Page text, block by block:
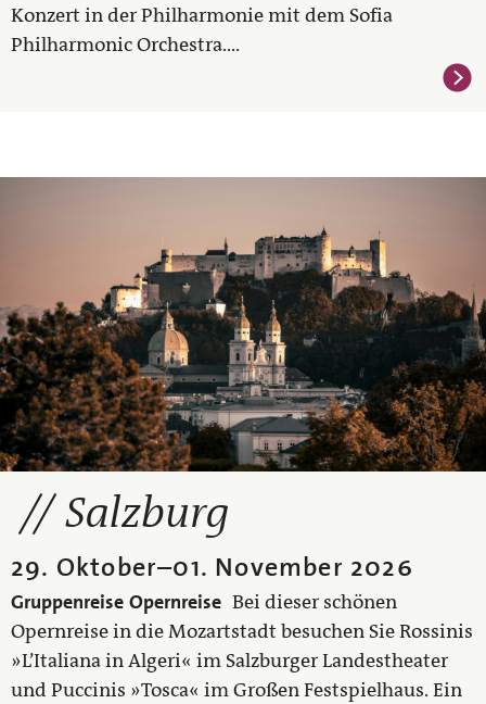
Konzert in der Philharmonie mit dem Sofia
Philharmonic Orchestra....
Salzburg
29. Oktober–01. November 2026
Gruppenreise Opernreise Bei dieser schönen
Opernreise in die Mozartstadt besuchen Sie Rossinis
»L’Italiana in Algeri« im Salzburger Landestheater
und Puccinis »Tosca« im Großen Festspielhaus. Ein